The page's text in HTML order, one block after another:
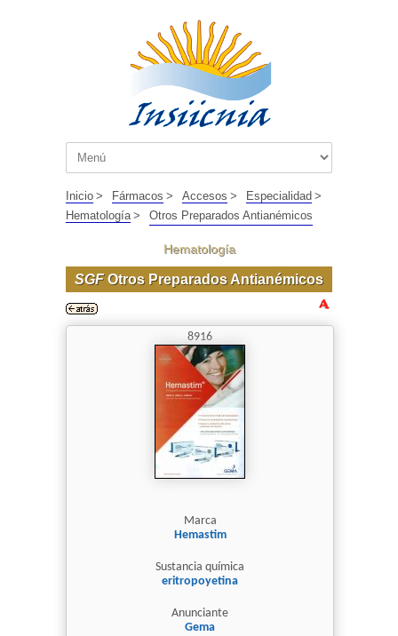
Inicio > Fármacos > Accesos > Especialidad >
Hematología > Otros Preparados Antianémicos
Hematología
SGFOtros Preparados Antianémicos
8916
Marca
Hemastim
Sustancia química
eritropoyetina
Anunciante
Gema